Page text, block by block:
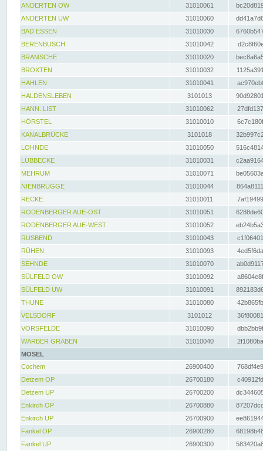
ANDERTEN OW
31010061
ANDERTEN UW
31010060
BAD ESSEN
31010030
BERENBUSCH
31010042
BRAMSCHE
31010020
BROXTEN
31010032
HAHLEN
31010041
HALDENSLEBEN
3101013
HANN. LIST
31010062
HÖRSTEL
31010010
KANALBRÜCKE
3101018
LOHNDE
31010050
LÜBBECKE
31010031
MEHRUM
31010071
NIENBRÜGGE
31010044
RECKE
31010011
RODENBERGER AUE-OST
31010051
RODENBERGER AUE-WEST
31010052
RUSBEND
31010043
RÜHEN
31010093
SEHNDE
31010070
SÜLFELD OW
31010092
SÜLFELD UW
31010091
THUNE
31010080
VELSDORF
3101012
VORSFELDE
31010090
WARBER GRABEN
31010040
MOSEL
Cochem
26900400
Detzem OP
26700180
Detzem UP
26700200
Enkirch OP
26700880
Enkirch UP
26700900
Fankel OP
26900280
Fankel UP
26900300